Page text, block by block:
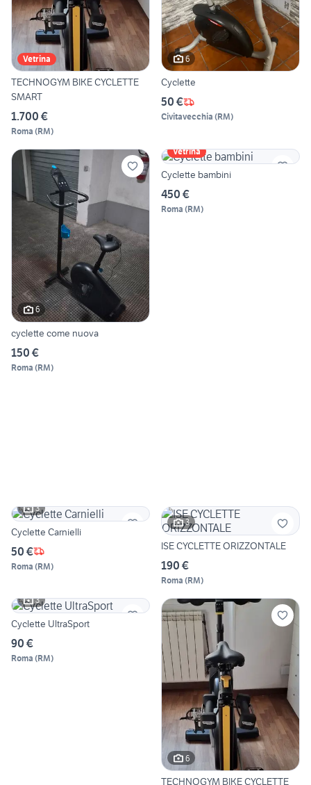
Vetrina
TECHNOGYM BIKE CYCLETTE
SMART
1.700 €
Roma (RM)
6
Cyclette
50 €
Civitavecchia (RM)
6
cyclette come nuova
150 €
Roma (RM)
Vetrina
Cyclette bambini
450 €
Roma (RM)
3
Cyclette Carnielli
50 €
Roma (RM)
3
ISE CYCLETTE ORIZZONTALE
190 €
Roma (RM)
3
Cyclette UltraSport
90 €
Roma (RM)
6
TECHNOGYM BIKE CYCLETTE